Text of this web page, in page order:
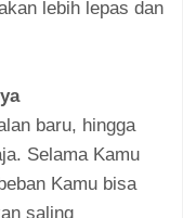
lebih lepas dan
baru, hingga
Selama Kamu
Kamu bisa
saling